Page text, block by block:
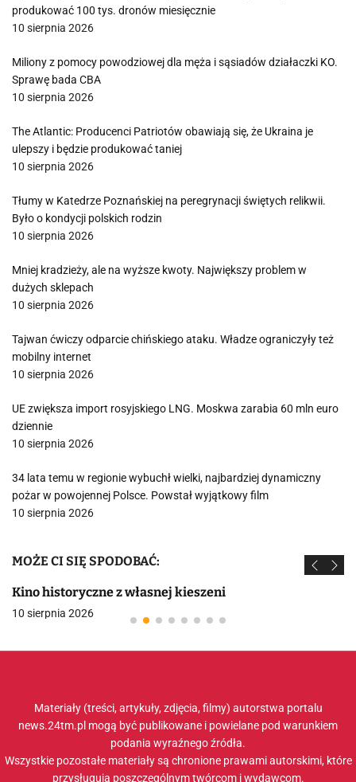
produkować 100 tys. dronów miesięcznie
10 sierpnia 2026
Miliony z pomocy powodziowej dla męża i sąsiadów działaczki KO.
Sprawę bada CBA
10 sierpnia 2026
The Atlantic: Producenci Patriotów obawiają się, że Ukraina je
ulepszy i będzie produkować taniej
10 sierpnia 2026
Tłumy w Katedrze Poznańskiej na peregrynacji świętych relikwii.
Było o kondycji polskich rodzin
10 sierpnia 2026
Mniej kradzieży, ale na wyższe kwoty. Największy problem w
dużych sklepach
10 sierpnia 2026
Tajwan ćwiczy odparcie chińskiego ataku. Władze ograniczyły też
mobilny internet
10 sierpnia 2026
UE zwiększa import rosyjskiego LNG. Moskwa zarabia 60 mln euro
dziennie
10 sierpnia 2026
34 lata temu w regionie wybuchł wielki, najbardziej dynamiczny
pożar w powojennej Polsce. Powstał wyjątkowy film
10 sierpnia 2026
MOŻE CI SIĘ SPODOBAĆ:
Kino historyczne z własnej kieszeni
10 sierpnia 2026
Materiały (treści, artykuły, zdjęcia, filmy) autorstwa portalu
news.24tm.pl mogą być publikowane i powielane pod warunkiem
podania wyraźnego źródła.
Wszystkie pozostałe materiały są chronione prawami autorskimi, które
przysługują poszczególnym twórcom i wydawcom.